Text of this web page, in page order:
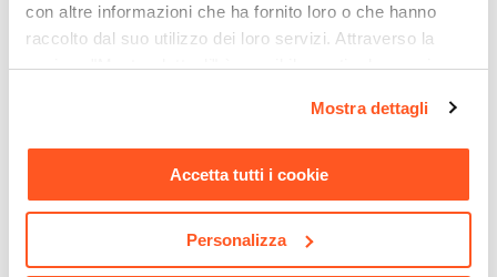
con altre informazioni che ha fornito loro o che hanno
raccolto dal suo utilizzo dei loro servizi. Attraverso la
sezione "Mostra dettagli" è possibile gestire le proprie
momento. Per maggiori informazioni si invita a leggere la
nostraCookie Policy.
Mostra dettagli
Accetta tutti i cookie
Personalizza